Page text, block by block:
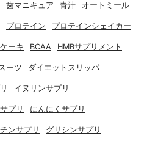
歯マニキュア 青汁 オートミール
プロテイン プロテインシェイカー
ーキ BCAA HMBサプリメント
ーツ ダイエットスリッパ
イヌリンサプリ
プリ にんにくサプリ
ンサプリ グリシンサプリ